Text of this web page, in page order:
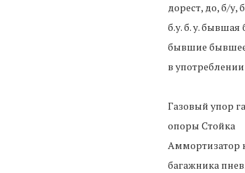
дорест, до, б/у,
б.у. б. у.
бывшие
в употреблении
Газовый упор
опоры Стойка
Аммортизатор
багажника